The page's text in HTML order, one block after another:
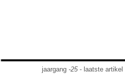
jaargang -25- laatste artikel